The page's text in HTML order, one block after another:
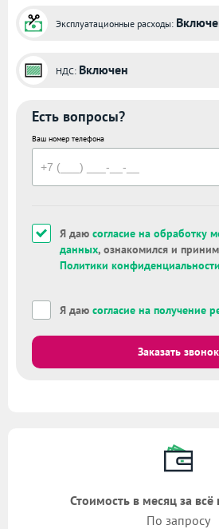
Эксплуатационные расходы:
НДС: Включен
Есть вопросы?
Ваш номер телефона
Я даю согласие на обработку
данных, ознакомился и
Политики конфиденциальности
Я даю согласие на получение
Заказать звонок
Стоимость в месяц за
По запросу